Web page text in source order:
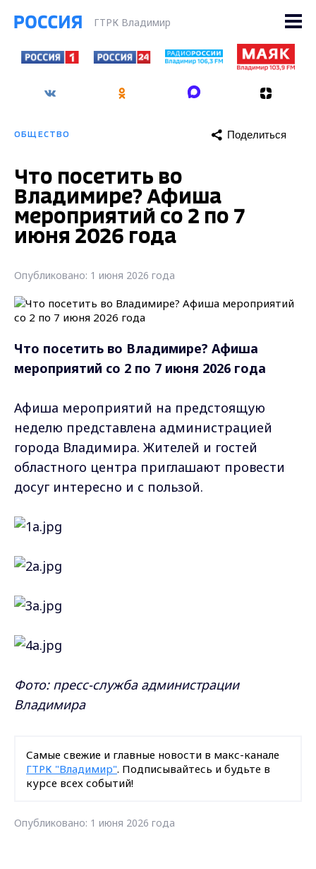
ГТРК Владимир
ОБЩЕСТВО Поделиться
Что посетить во
Владимире? Афиша
мероприятий со 2 по 7
июня 2026 года
Опубликовано: 1 июня 2026 года
Что посетить во Владимире? Афиша
мероприятий со 2 по 7 июня 2026 года
Афиша мероприятий на предстоящую
неделю представлена администрацией
города Владимира. Жителей и гостей
областного центра приглашают провести
досуг интересно и с пользой.
Фото: пресс-служба администрации
Владимира
Самые свежие и главные новости в макс-канале
ГТРК "Владимир". Подписывайтесь и будьте в
курсе всех событий!
Опубликовано: 1 июня 2026 года